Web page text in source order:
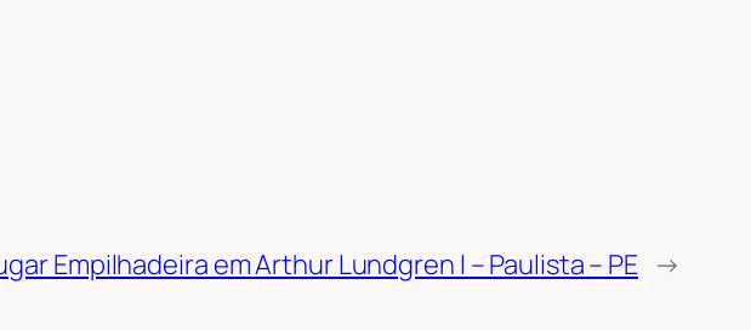
Empilhadeira em Arthur Lundgren I – Paulista – PE →